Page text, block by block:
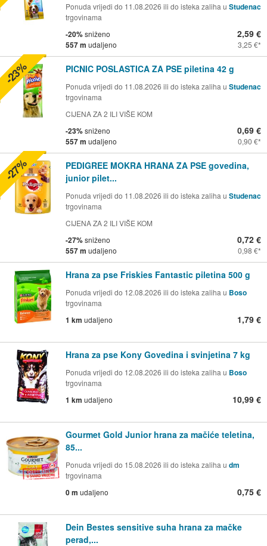
Ponuda vrijedi do 11.08.2026 ili do isteka zaliha u Studenac
trgovinama
-20%sniženo
557 m udaljeno
2,59 €
3,25 €
PICNIC POSLASTICA ZA PSE piletina 42 g
Ponuda vrijedi do 11.08.2026 ili do isteka zaliha u Studenac
trgovinama
CIJENA ZA 2 ILI VIŠE KOM
-23%sniženo
557 m udaljeno
0,69 €
0,90 €
-23%
PEDIGREE MOKRA HRANA ZA PSE govedina,
junior pilet...
Ponuda vrijedi do 11.08.2026 ili do isteka zaliha u Studenac
trgovinama
CIJENA ZA 2 ILI VIŠE KOM
-27%sniženo
557 m udaljeno
0,72 €
0,98 €
-27%
Hrana za pse Friskies Fantastic piletina 500 g
Ponuda vrijedi do 12.08.2026 ili do isteka zaliha u Boso
trgovinama
1 km udaljeno 1,79 €
Hrana za pse Kony Govedina i svinjetina 7 kg
Ponuda vrijedi do 12.08.2026 ili do isteka zaliha u Boso
trgovinama
1 km udaljeno 10,99 €
Gourmet Gold Junior hrana za mačiće teletina,
85...
Ponuda vrijedi do 15.08.2026 ili do isteka zaliha u dm
trgovinama
0 m udaljeno 0,75 €
Dein Bestes sensitive suha hrana za mačke
perad,...